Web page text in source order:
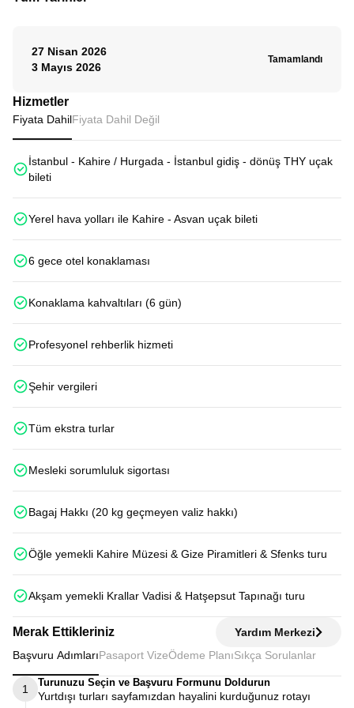
27 Nisan 2026
3 Mayıs 2026
Tamamlandı
Hizmetler
Fiyata DahilFiyata Dahil Değil
İstanbul - Kahire / Hurgada - İstanbul gidiş - dönüş THY uçak
bileti
Yerel hava yolları ile Kahire - Asvan uçak bileti
6 gece otel konaklaması
Konaklama kahvaltıları (6 gün)
Profesyonel rehberlik hizmeti
Şehir vergileri
Tüm ekstra turlar
Mesleki sorumluluk sigortası
Bagaj Hakkı (20 kg geçmeyen valiz hakkı)
Öğle yemekli Kahire Müzesi & Gize Piramitleri & Sfenks turu
Akşam yemekli Krallar Vadisi & Hatşepsut Tapınağı turu
Merak Ettikleriniz
Yardım Merkezi
Başvuru AdımlarıPasaport VizeÖdeme Planı Sıkça Sorulanlar
1
Turunuzu Seçin ve Başvuru Formunu Doldurun
Yurtdışı turları sayfamızdan hayalini kurduğunuz rotayı